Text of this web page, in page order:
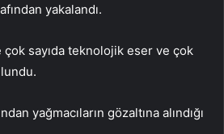
yakalandı.
çok sayıda teknolojik eser ve çok
yağmacıların gözaltına alındığı